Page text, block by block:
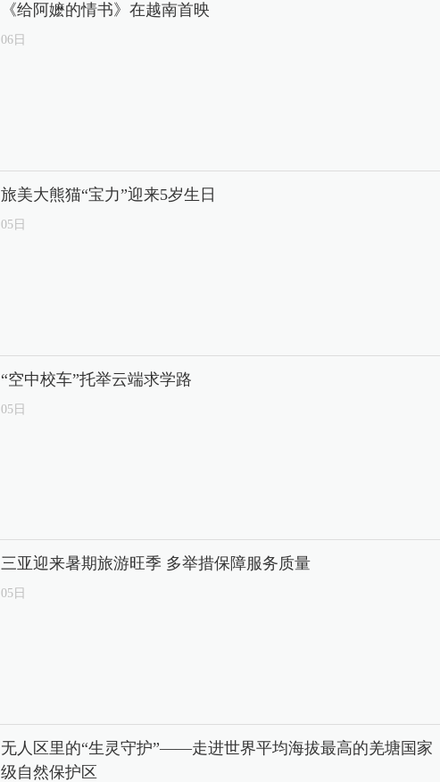
《给阿嬷的情书》在越南首映
06日
旅美大熊猫“宝力”迎来5岁生日
05日
“空中校车”托举云端求学路
05日
三亚迎来暑期旅游旺季 多举措保障服务质量
05日
无人区里的“生灵守护”——走进世界平均海拔最高的羌塘国家
级自然保护区